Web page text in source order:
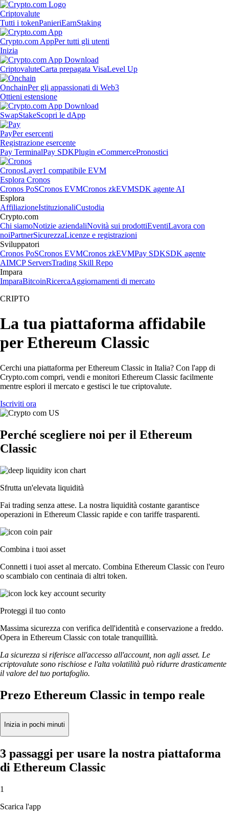
Criptovalute
Tutti i tokenPanieriEarnStaking
Crypto.com AppPer tutti gli utenti
Inizia
CriptovaluteCarta prepagata VisaLevel Up
OnchainPer gli appassionati di Web3
Ottieni estensione
SwapStakeScopri le dApp
PayPer esercenti
Registrazione esercente
Pay TerminalPay SDKPlugin eCommercePronostici
CronosLayer1 compatibile EVM
Esplora Cronos
Cronos PoSCronos EVMCronos zkEVMSDK agente AI
Esplora
AffiliazioneIstituzionaliCustodia
Crypto.com
Chi siamoNotizie aziendaliNovità sui prodottiEventiLavora con
noiPartnerSicurezzaLicenze e registrazioni
Sviluppatori
Cronos PoSCronos EVMCronos zkEVMPay SDKSDK agente
AIMCP ServersTrading Skill Repo
Impara
ImparaBitcoinRicercaAggiornamenti di mercato
CRIPTO
La tua piattaforma affidabile
per Ethereum Classic
Cerchi una piattaforma per Ethereum Classic in Italia? Con l'app di
Crypto.com compri, vendi e monitori Ethereum Classic facilmente
mentre esplori il mercato e gestisci le tue criptovalute.
Iscriviti ora
Perché scegliere noi per il Ethereum
Classic
Sfrutta un'elevata liquidità
Fai trading senza attese. La nostra liquidità costante garantisce
operazioni in Ethereum Classic rapide e con tariffe trasparenti.
Combina i tuoi asset
Connetti i tuoi asset al mercato. Combina Ethereum Classic con l'euro
o scambialo con centinaia di altri token.
Proteggi il tuo conto
Massima sicurezza con verifica dell'identità e conservazione a freddo.
Opera in Ethereum Classic con totale tranquillità.
La sicurezza si riferisce all'accesso all'account, non agli asset. Le
criptovalute sono rischiose e l'alta volatilità può ridurre drasticamente
il valore del tuo portafoglio.
Prezo Ethereum Classic in tempo reale
Inizia in pochi minuti
3 passaggi per usare la nostra piattaforma
di Ethereum Classic
1
Scarica l'app